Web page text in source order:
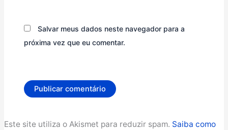
Salvar meus dados neste navegador para a
próxima vez que eu comentar.
Este site utiliza o Akismet para reduzir spam. Saiba como